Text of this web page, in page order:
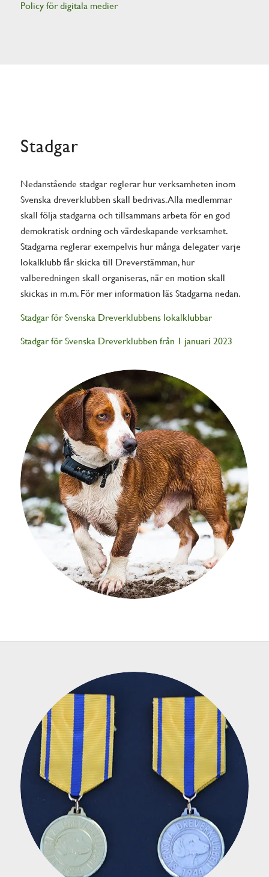
Policy för digitala medier
Stadgar
Nedanstående stadgar reglerar hur verksamheten inom
Svenska dreverklubben skall bedrivas. Alla medlemmar
skall följa stadgarna och tillsammans arbeta för en god
demokratisk ordning och värdeskapande verksamhet.
Stadgarna reglerar exempelvis hur många delegater varje
lokalklubb får skicka till Dreverstämman, hur
valberedningen skall organiseras, när en motion skall
skickas in m.m. För mer information läs Stadgarna nedan.
Stadgar för Svenska Dreverklubbens lokalklubbar
Stadgar för Svenska Dreverklubben från 1 januari 2023